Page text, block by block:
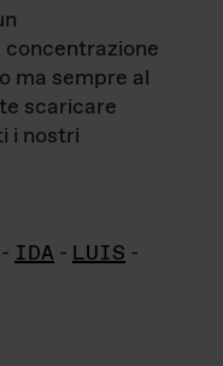
ma sempre al
scaricare
i nostri
- IDA - LUIS -